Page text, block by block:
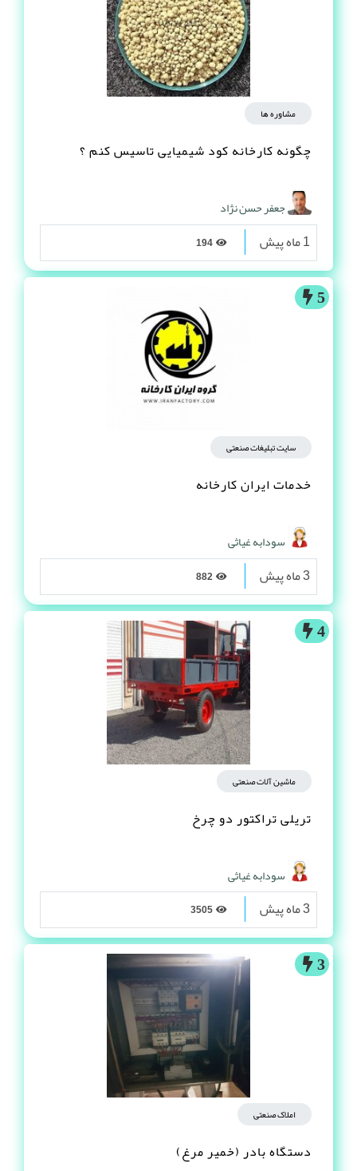
مشاوره ها
چگونه کارخانه کود شیمیایی تاسیس کنم ؟
جعفر حسن نژاد
1 ماه پیش
5
سایت تبلیغات صنعتی
خدمات ایران کارخانه
سودابه غیاثی
3 ماه پیش
4
ماشین آلات صنعتی
تریلی تراکتور دو چرخ
سودابه غیاثی
3 ماه پیش
3
املاک صنعتی
دستگاه بادر (خمیر مرغ)